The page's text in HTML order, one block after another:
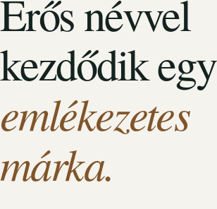
Erős névvel
kezdődik egy
emlékezetes
márka.